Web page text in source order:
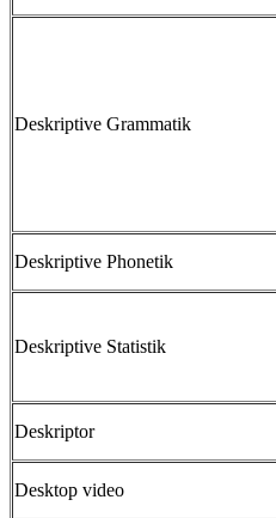
Deskriptive Grammatik
Deskriptive Phonetik
Deskriptive Statistik
Deskriptor
Desktop video